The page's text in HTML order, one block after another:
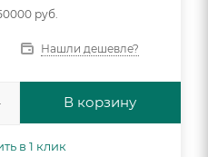
руб.
Нашли дешевле?
В корзину
в 1 клик